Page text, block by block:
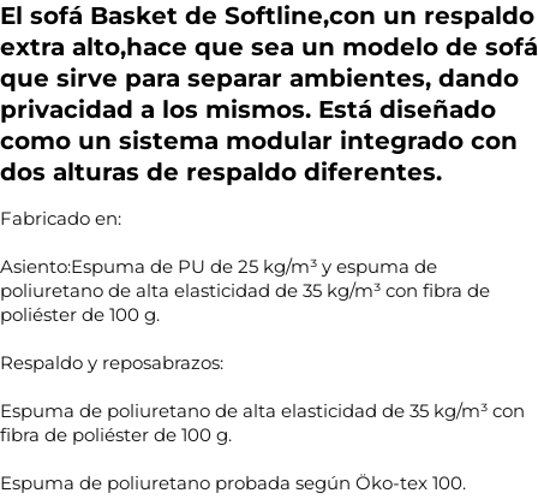
El sofá Basket de Softline,con un respaldo
extra alto,hace que sea un modelo de sofá
que sirve para separar ambientes, dando
privacidad a los mismos. Está diseñado
como un sistema modular integrado con
dos alturas de respaldo diferentes.
Fabricado en:
Asiento:Espuma de PU de 25 kg/m³ y espuma de
poliuretano de alta elasticidad de 35 kg/m³ con fibra de
poliéster de 100 g.
Respaldo y reposabrazos:
Espuma de poliuretano de alta elasticidad de 35 kg/m³ con
fibra de poliéster de 100 g.
Espuma de poliuretano probada según Öko-tex 100.